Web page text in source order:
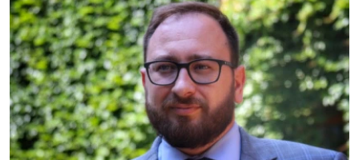
ТЕЛЕПРОЕКТ КРЫМ.РЕАЛИИ
СОВЕТЫ ПРАВОЗАЩИТНИКОВ
ПРОПАВШИЕ БЕЗ ВЕСТИ
ПОБЕДИТЕЛЕЙ НЕ СУДЯТ?
КРЫМ.НЕПОКОРЕННЫЙ
ELIFBE
Українською
Qırımtatar
ПРИСОЕДИНЯЙТЕСЬ!